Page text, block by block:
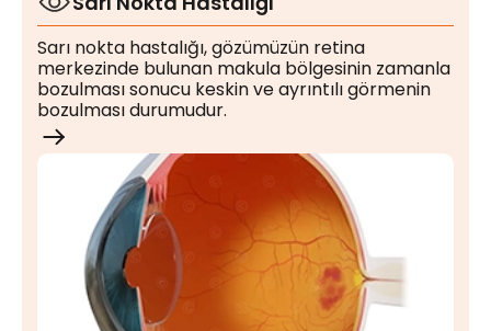
Sarı nokta hastalığı, gözümüzün retina
merkezinde bulunan makula bölgesinin zamanla
bozulması sonucu keskin ve ayrıntılı görmenin
bozulması durumudur.